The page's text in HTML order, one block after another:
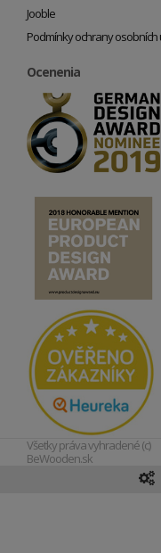
Jooble
Podmínky ochrany osobních
Ocenenia
Všetky práva vyhradené (c)
BeWooden.sk